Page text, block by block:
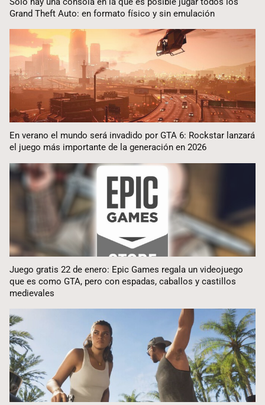
Grand Theft Auto: en formato físico y sin emulación
En verano el mundo será invadido por GTA 6: Rockstar lanzará
el juego más importante de la generación en 2026
Juego gratis 22 de enero: Epic Games regala un videojuego
que es como GTA, pero con espadas, caballos y castillos
medievales